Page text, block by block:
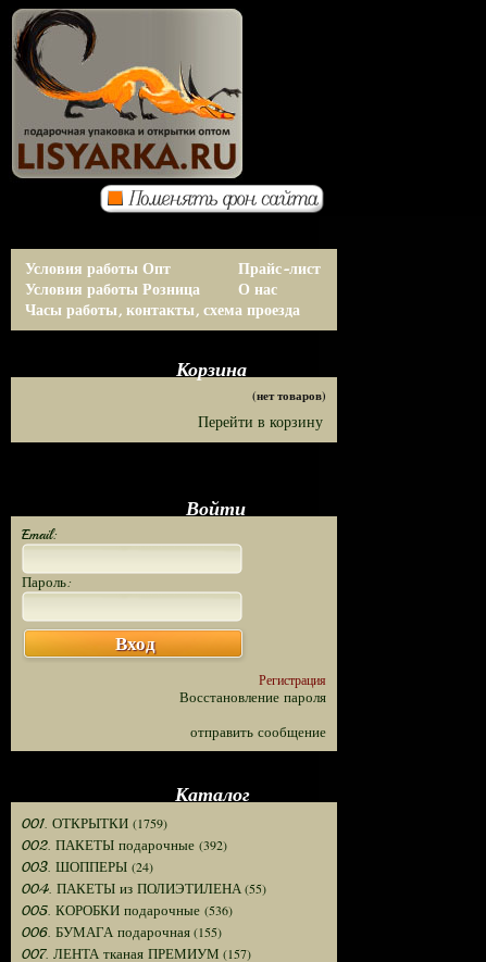
Условия работы Опт
Условия работы Розница
Прайс-лист
О нас
Часы работы, контакты, схема проезда
Корзина
(нет товаров)
Перейти в корзину
Войти
Email:
Пароль:
Вход
Регистрация
Восстановление пароля
отправить сообщение
Каталог
001. ОТКРЫТКИ (1759)
002. ПАКЕТЫ подарочные (392)
003. ШОППЕРЫ (24)
004. ПАКЕТЫ из ПОЛИЭТИЛЕНА(55)
005. КОРОБКИ подарочные (536)
006. БУМАГА подарочная(155)
007. ЛЕНТА тканая ПРЕМИУМ (157)